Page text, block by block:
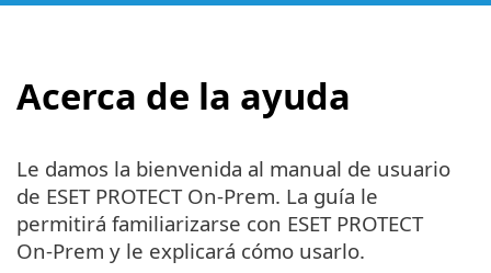
Acerca de la ayuda
Le damos la bienvenida al manual de usuario
de ESET PROTECT On-Prem. La guía le
permitirá familiarizarse con ESET PROTECT
On-Prem y le explicará cómo usarlo.